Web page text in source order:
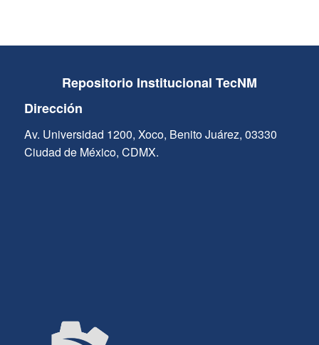
Repositorio Institucional TecNM
Dirección
Av. Universidad 1200, Xoco, Benito Juárez, 03330
Ciudad de México, CDMX.